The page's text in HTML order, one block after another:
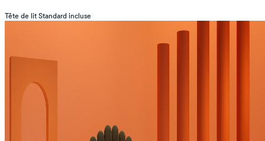
Tête de lit Standard incluse